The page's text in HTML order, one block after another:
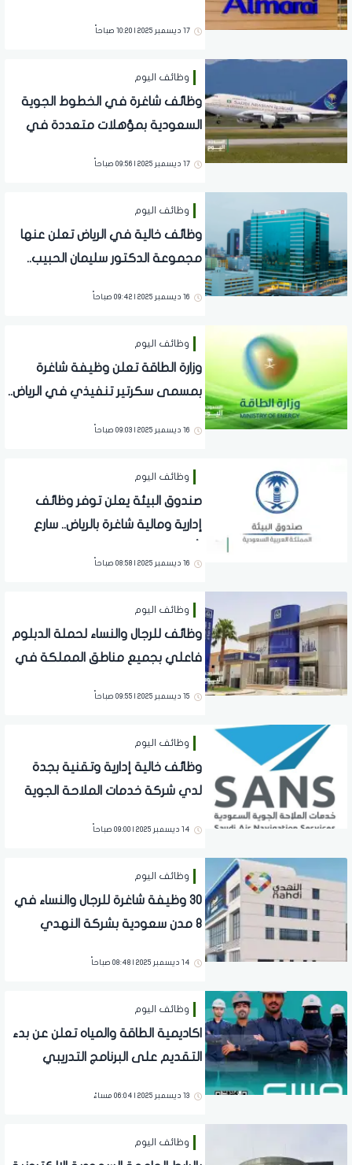
17 ديسمبر 2025 | 10:20 صباحاً
وظائف اليوم
وظائف شاغرة في الخطوط الجوية
السعودية بمؤهلات متعددة في
17 ديسمبر 2025 | 09:56 صباحاً
وظائف اليوم
وظائف خالية في الرياض تعلن عنها
مجموعة الدكتور سليمان الحبيب..
16 ديسمبر 2025 | 09:42 صباحاً
وظائف اليوم
وزارة الطاقة تعلن وظيفة شاغرة
بمسمى سكرتير تنفيذي في الرياض..
16 ديسمبر 2025 | 09:03 صباحاً
وظائف اليوم
صندوق البيئة يعلن توفر وظائف
إدارية ومالية شاغرة بالرياض.. سارع
16 ديسمبر 2025 | 08:58 صباحاً
وظائف اليوم
وظائف للرجال والنساء لحملة الدبلوم
فاعلي بجميع مناطق المملكة في
15 ديسمبر 2025 | 09:55 صباحاً
وظائف اليوم
وظائف خالية إدارية وتقنية بجدة
لدي شركة خدمات الملاحة الجوية
14 ديسمبر 2025 | 09:00 صباحاً
وظائف اليوم
30 وظيفة شاغرة للرجال والنساء في
8 مدن سعودية بشركة النهدي
14 ديسمبر 2025 | 08:48 صباحاً
وظائف اليوم
اكاديمية الطاقة والمياه تعلن عن بدء
التقديم على البرنامج التدريبي
13 ديسمبر 2025 | 06:04 مساءً
وظائف اليوم